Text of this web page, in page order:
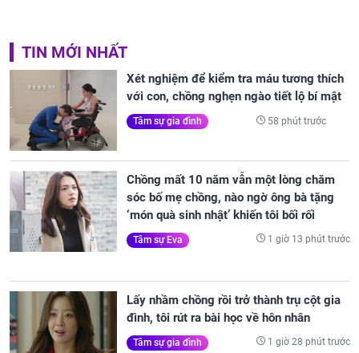
TIN MỚI NHẤT
Xét nghiệm để kiểm tra máu tương thích
với con, chồng nghẹn ngào tiết lộ bí mật
Tâm sự gia đình 58 phút trước
Chồng mất 10 năm vẫn một lòng chăm
sóc bố mẹ chồng, nào ngờ ông bà tặng
‘món quà sinh nhật’ khiến tôi bối rối
Tâm sự Eva 1 giờ 13 phút trước
Lấy nhầm chồng rồi trở thành trụ cột gia
đình, tôi rút ra bài học về hôn nhân
Tâm sự gia đình 1 giờ 28 phút trước